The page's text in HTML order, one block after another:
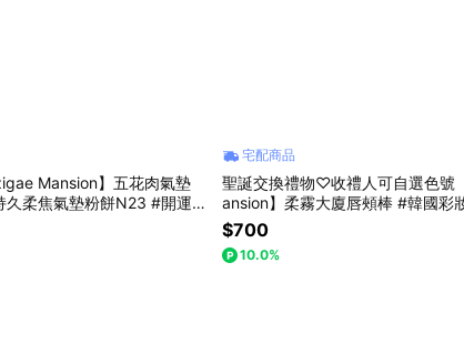
Mansion】五花肉氣墊
久柔焦氣墊粉餅N23 #開運妝
禮物
宅配商品
聖誕交換禮物♡收禮人可自選色號
ansion】柔霧大廈唇頰棒 #韓國彩
好用的唇頰棒 #生日禮物 #聖誕禮物
$700
10.0%